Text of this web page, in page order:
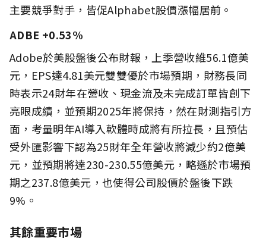
主要競爭對手，皆促Alphabet股價漲幅居前。
ADBE +0.53%
Adobe於美股盤後公布財報，上季營收維56.1億美
元，EPS達4.81美元雙雙優於市場預期，財務長同
時表示24財年在營收、現金流及未完成訂單皆創下
亮眼成績，並預期2025年將保持，然在財測指引方
面，考量明年AI導入軟體時成將有所拉長，且預估
受外匯影響下認為25財年全年營收將減少約2億美
元，並預期將達230-230.55億美元，略遜於市場預
期之237.8億美元，也使得公司股價於盤後下跌
9%。
其餘重要市場